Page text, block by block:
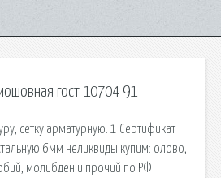
гост 10704 91
сетку арматурную. 1 Сертификат
6мм неликвиды купим: олово,
молибден и прочий по РФ